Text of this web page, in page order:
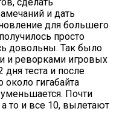
и дать
для большего
просто
довольны. Так было
и реворками игровых
дня теста и после
гигабайта
Почти
то и все 10, вылетают